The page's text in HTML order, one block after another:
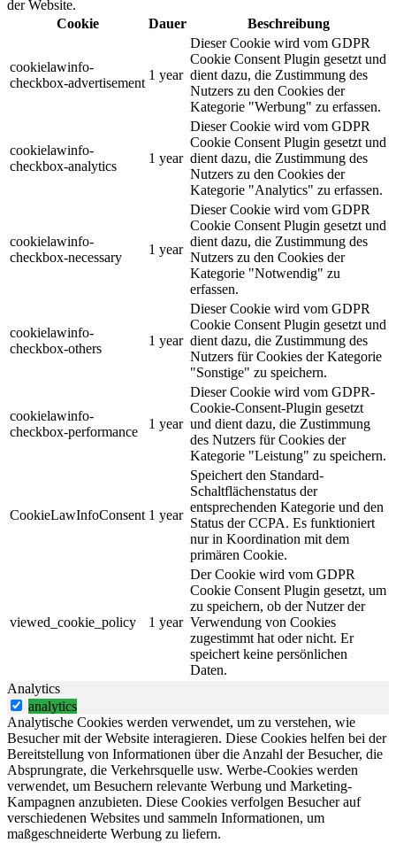
der Website.
Cookie
Dauer Beschreibung
cookielawinfo-
checkbox-advertisement
1 year
Dieser Cookie wird vom GDPR
Cookie Consent Plugin gesetzt und
dient dazu, die Zustimmung des
Nutzers zu den Cookies der
Kategorie "Werbung" zu erfassen.
cookielawinfo-
checkbox-analytics
1 year
Dieser Cookie wird vom GDPR
Cookie Consent Plugin gesetzt und
dient dazu, die Zustimmung des
Nutzers zu den Cookies der
Kategorie "Analytics" zu erfassen.
cookielawinfo-
checkbox-necessary
1 year
Dieser Cookie wird vom GDPR
Cookie Consent Plugin gesetzt und
dient dazu, die Zustimmung des
Nutzers zu den Cookies der
Kategorie "Notwendig" zu
erfassen.
cookielawinfo-
checkbox-others
1 year
Dieser Cookie wird vom GDPR
Cookie Consent Plugin gesetzt und
dient dazu, die Zustimmung des
Nutzers für Cookies der Kategorie
"Sonstige" zu speichern.
cookielawinfo-
checkbox-performance
1 year
Dieser Cookie wird vom GDPR-
Cookie-Consent-Plugin gesetzt
und dient dazu, die Zustimmung
des Nutzers für Cookies der
Kategorie "Leistung" zu speichern.
CookieLawInfoConsent 1 year
Speichert den Standard-
Schaltflächenstatus der
entsprechenden Kategorie und den
Status der CCPA. Es funktioniert
nur in Koordination mit dem
primären Cookie.
viewed_cookie_policy 1 year
Der Cookie wird vom GDPR
Cookie Consent Plugin gesetzt, um
zu speichern, ob der Nutzer der
Verwendung von Cookies
zugestimmt hat oder nicht. Er
speichert keine persönlichen
Daten.
Analytics
analytics
Analytische Cookies werden verwendet, um zu verstehen, wie
Besucher mit der Website interagieren. Diese Cookies helfen bei der
Bereitstellung von Informationen über die Anzahl der Besucher, die
Absprungrate, die Verkehrsquelle usw. Werbe-Cookies werden
verwendet, um Besuchern relevante Werbung und Marketing-
Kampagnen anzubieten. Diese Cookies verfolgen Besucher auf
verschiedenen Websites und sammeln Informationen, um
maßgeschneiderte Werbung zu liefern.